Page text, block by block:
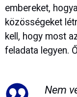
embereket,
közösségeket
kell, hogy most
feladata legyen.
Nem